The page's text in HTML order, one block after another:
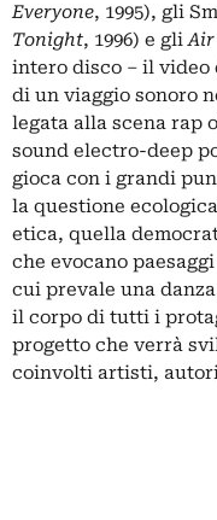
Everyone, 1995), gli
Tonight, 1996) e gliAir
intero disco – il video
di un viaggio sonoro
legata alla scena rap
sound electro-deep
gioca con i grandi
la questione
etica, quella
che evocano
cui prevale una
il corpo di tutti i
progetto che verrà
coinvolti artisti,